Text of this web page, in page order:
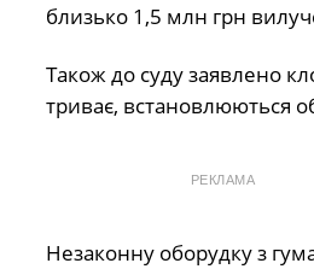
близько 1,5 млн грн
Також до суду заявлено
триває, встановлюються
РЕКЛАМА
Незаконну оборудку з